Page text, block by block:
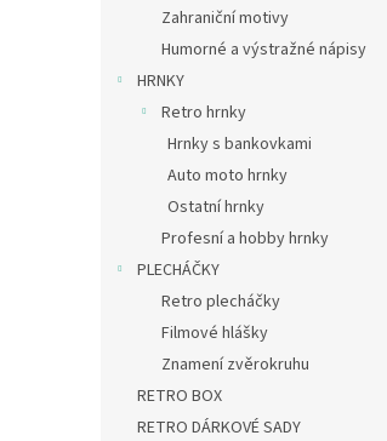
Zahraniční motivy
Humorné a výstražné nápisy
HRNKY
Retro hrnky
Hrnky s bankovkami
Auto moto hrnky
Ostatní hrnky
Profesní a hobby hrnky
PLECHÁČKY
Retro plecháčky
Filmové hlášky
Znamení zvěrokruhu
RETRO BOX
RETRO DÁRKOVÉ SADY